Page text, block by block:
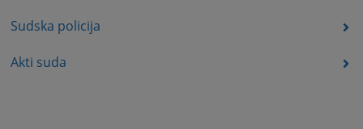
Sudska policija
Akti suda